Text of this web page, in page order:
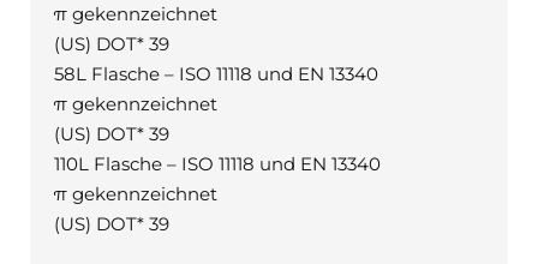
π gekennzeichnet
(US) DOT* 39
58L Flasche – ISO 11118 und EN 13340
π gekennzeichnet
(US) DOT* 39
110L Flasche – ISO 11118 und EN 13340
π gekennzeichnet
(US) DOT* 39